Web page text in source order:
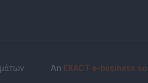
An EXACT e-business